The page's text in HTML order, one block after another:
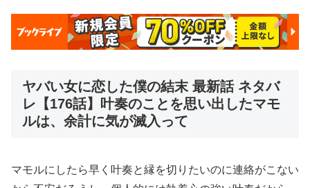
ヤバい女に恋した僕の結末 最新話 ネタバ
レ【176話】叶奏のことを思い出したマモ
ルは、余計に気が滅入って
マモルにしたら早く叶奏と縁を切りたいのに連絡がこない